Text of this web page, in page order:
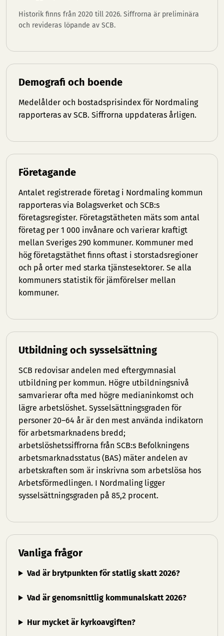
Historik finns från 2020 till 2026. Siffrorna är preliminära
och revideras löpande av SCB.
Demografi och boende
Medelålder och bostadsprisindex för Nordmaling
rapporteras av SCB. Siffrorna uppdateras årligen.
Företagande
Antalet registrerade företag i Nordmaling kommun
rapporteras via Bolagsverket och SCB:s
företagsregister. Företagstätheten mäts som antal
företag per 1 000 invånare och varierar kraftigt
mellan Sveriges 290 kommuner. Kommuner med
hög företagstäthet finns oftast i storstadsregioner
och på orter med starka tjänstesektorer. Se alla
kommuners statistik för jämförelser mellan
kommuner.
Utbildning och sysselsättning
SCB redovisar andelen med eftergymnasial
utbildning per kommun. Högre utbildningsnivå
samvarierar ofta med högre medianinkomst och
lägre arbetslöshet. Sysselsättningsgraden för
personer 20–64 år är den mest använda indikatorn
för arbetsmarknadens bredd;
arbetslöshetssiffrorna från SCB:s Befolkningens
arbetsmarknadsstatus (BAS) mäter andelen av
arbetskraften som är inskrivna som arbetslösa hos
Arbetsförmedlingen. I Nordmaling ligger
sysselsättningsgraden på 85,2 procent.
Vanliga frågor
Vad är brytpunkten för statlig skatt 2026?
Vad är genomsnittlig kommunalskatt 2026?
Hur mycket är kyrkoavgiften?